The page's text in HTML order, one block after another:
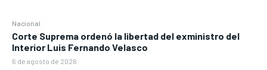
Nacional
Corte Suprema ordenó la libertad del exministro del
Interior Luis Fernando Velasco
6 de agosto de 2026